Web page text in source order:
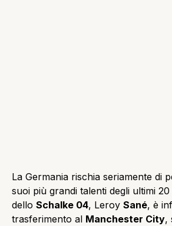
La Germania rischia seriamente di
suoi più grandi talenti degli ultimi 20
dello Schalke 04, Leroy Sané, è
trasferimento al Manchester City,